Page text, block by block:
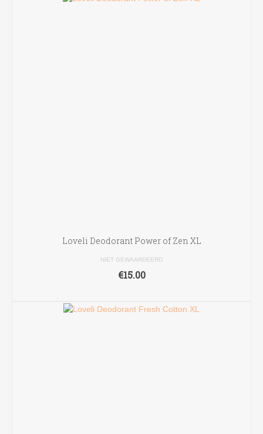
Loveli Deodorant Power of Zen XL
NIET GEWAARDEERD
€15.00